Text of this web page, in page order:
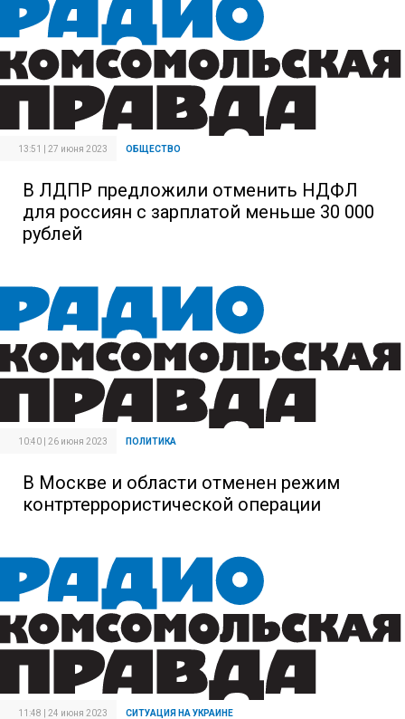
13:51 | 27 июня 2023 ОБЩЕСТВО
В ЛДПР предложили отменить НДФЛ
для россиян с зарплатой меньше 30 000
рублей
10:40 | 26 июня 2023 ПОЛИТИКА
В Москве и области отменен режим
контртеррористической операции
11:48 | 24 июня 2023 СИТУАЦИЯ НА УКРАИНЕ